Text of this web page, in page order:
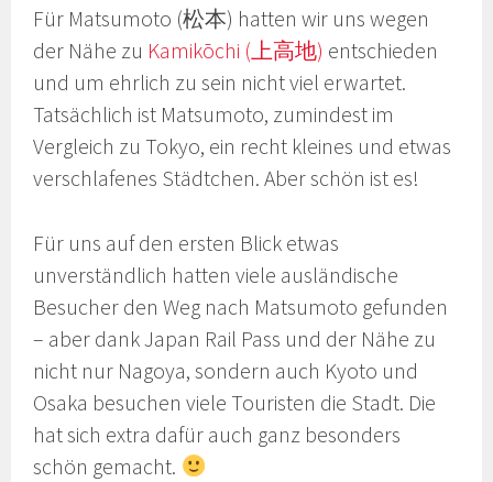
Für Matsumoto (松本) hatten wir uns wegen
der Nähe zu Kamikōchi (上高地) entschieden
und um ehrlich zu sein nicht viel erwartet.
Tatsächlich ist Matsumoto, zumindest im
Vergleich zu Tokyo, ein recht kleines und etwas
verschlafenes Städtchen. Aber schön ist es!
Für uns auf den ersten Blick etwas
unverständlich hatten viele ausländische
Besucher den Weg nach Matsumoto gefunden
– aber dank Japan Rail Pass und der Nähe zu
nicht nur Nagoya, sondern auch Kyoto und
Osaka besuchen viele Touristen die Stadt. Die
hat sich extra dafür auch ganz besonders
schön gemacht.